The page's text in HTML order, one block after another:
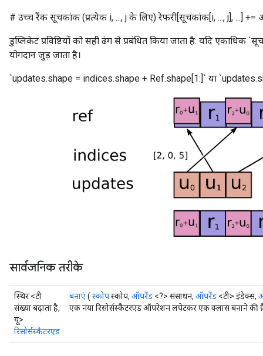
# उच्च रैंक सूचकांक (प्रत्येक i, ..., j के लिए) रेफरी[सूचकांक[i, ..., j], ...] +=
डुप्लिकेट प्रविष्टियों को सही ढंग से प्रबंधित किया जाता है: यदि एकाधिक
योगदान जुड़ जाता है।
`updates.shape = indices.shape + Ref.shape[1:]` या
सार्वजनिक तरीके
स्थिर <टी
संख्या बढ़ाता है,
यू>
रिसोर्सस्कैटरएड
बनाएं( स्कोपस्कोप, ऑपरेंड <?> संसाधन, ऑपरेंड <टी> इंडेक्स,
एक नया रिसोर्सस्कैटरएड ऑपरेशन लपेटकर एक क्लास बनाने की